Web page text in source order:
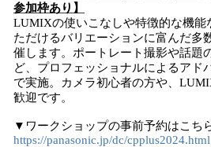
参加枠あり】
LUMIXの使いこなしや特徴的な機能
ただけるバリエーションに富んだ多
催します。ポートレート撮影や話題
ど、プロフェッショナルによるアド
で実施。カメラ初心者の方や、
歓迎です。
▼ワークショップの事前予約はこち
https://panasonic.jp/dc/cpplus2024.html